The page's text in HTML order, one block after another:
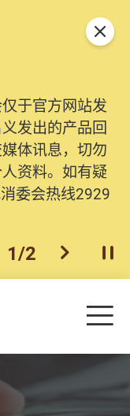
于官方网站发
发出的产品回
体讯息，切勿
资料。如有疑
委会热线2929
一个
1/2 下一个开
关闭
目